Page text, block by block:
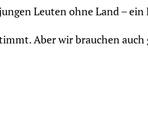
Leuten ohne Land –
Aber wir brauchen